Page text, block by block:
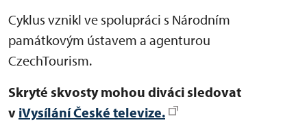
Cyklus vznikl ve spolupráci s Národním
památkovým ústavem a agenturou
CzechTourism.
Skryté skvosty mohou diváci sledovat
v iVysílání České televize.